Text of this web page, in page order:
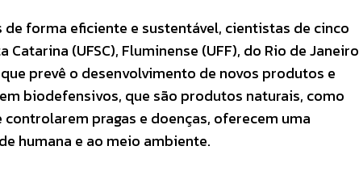
forma eficiente e sustentável, cientistas de cinco
(UFSC), Fluminense (UFF), do Rio de Janeiro
prevê o desenvolvimento de novos produtos e
biodefensivos, que são produtos naturais, como
pragas e doenças, oferecem uma
humana e ao meio ambiente.